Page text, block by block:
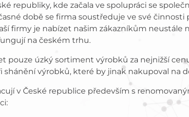
republiky, kde začala ve spolupráci se
době se firma soustředuje ve své
firmy je nabízet našim zákazníkům
na českém trhu.
pouze úzký sortiment výrobků za nejnižší
shánění výrobků, které by jinak nakupoval na
v České republice především s